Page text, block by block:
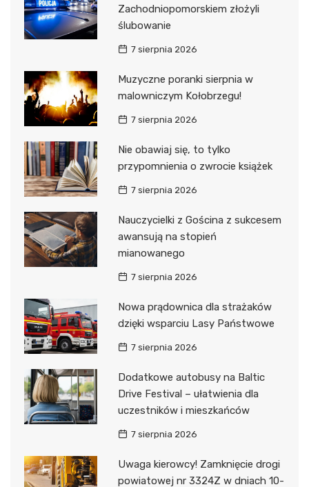
Zachodniopomorskiem złożyli
ślubowanie
7 sierpnia 2026
Muzyczne poranki sierpnia w
malowniczym Kołobrzegu!
7 sierpnia 2026
Nie obawiaj się, to tylko
przypomnienia o zwrocie książek
7 sierpnia 2026
Nauczycielki z Gościna z sukcesem
awansują na stopień
mianowanego
7 sierpnia 2026
Nowa prądownica dla strażaków
dzięki wsparciu Lasy Państwowe
7 sierpnia 2026
Dodatkowe autobusy na Baltic
Drive Festival – ułatwienia dla
uczestników i mieszkańców
7 sierpnia 2026
Uwaga kierowcy! Zamknięcie drogi
powiatowej nr 3324Z w dniach 10-